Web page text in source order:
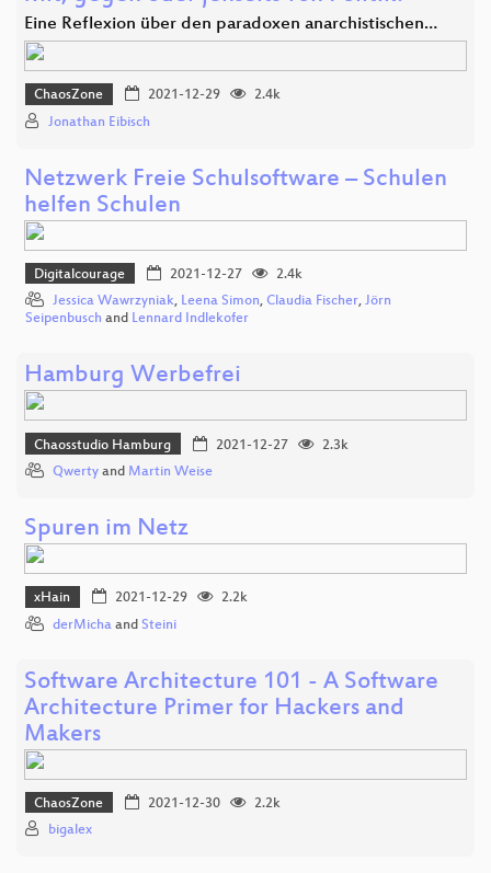
Eine Reflexion über den paradoxen anarchistischen…
ChaosZone 2021-12-29
2.4k
Jonathan Eibisch
Netzwerk Freie Schulsoftware – Schulen
helfen Schulen
Digitalcourage 2021-12-27
2.4k
Jessica Wawrzyniak, Leena Simon, Claudia Fischer, Jörn
Seipenbusch and Lennard Indlekofer
Hamburg Werbefrei
Chaosstudio Hamburg 2021-12-27
2.3k
Qwerty and Martin Weise
Spuren im Netz
xHain 2021-12-29
2.2k
derMicha and Steini
Software Architecture 101 - A Software
Architecture Primer for Hackers and
Makers
ChaosZone 2021-12-30
2.2k
bigalex